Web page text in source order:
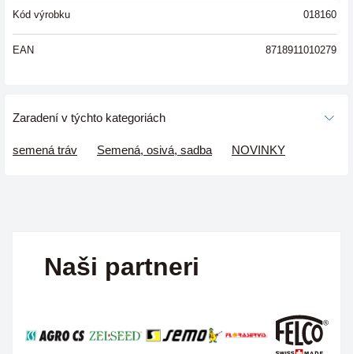
Kód výrobku 018160
EAN 8718911010279
Zaradení v týchto kategoriách
semená tráv Semená, osivá, sadba NOVINKY
Naši partneri